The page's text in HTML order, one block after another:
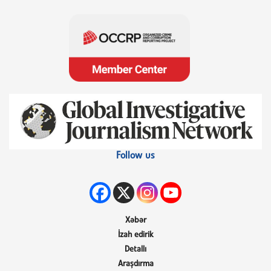
Follow us
Xəbər
İzah edirik
Detallı
Araşdırma